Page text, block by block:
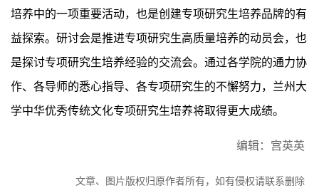
培养中的一项重要活动，也是创建专项研究生培养品牌的有
益探索。研讨会是推进专项研究生高质量培养的动员会，也
是探讨专项研究生培养经验的交流会。通过各学院的通力协
作、各导师的悉心指导、各专项研究生的不懈努力，兰州大
学中华优秀传统文化专项研究生培养将取得更大成绩。
编辑：宫英英
文章、图片版权归原作者所有，如有侵权请联系删除